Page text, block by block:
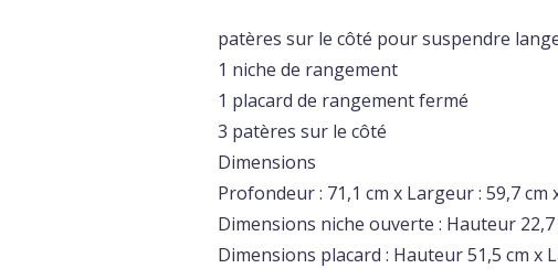
patères sur le côté pour suspendre
1 niche de rangement
1 placard de rangement fermé
3 patères sur le côté
Dimensions
Profondeur : 71,1 cm x Largeur : 59,7 cm
Dimensions niche ouverte : Hauteur
Dimensions placard : Hauteur 51,5 cm x